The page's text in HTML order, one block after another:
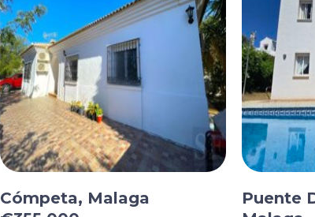
Cómpeta, Malaga
Puente